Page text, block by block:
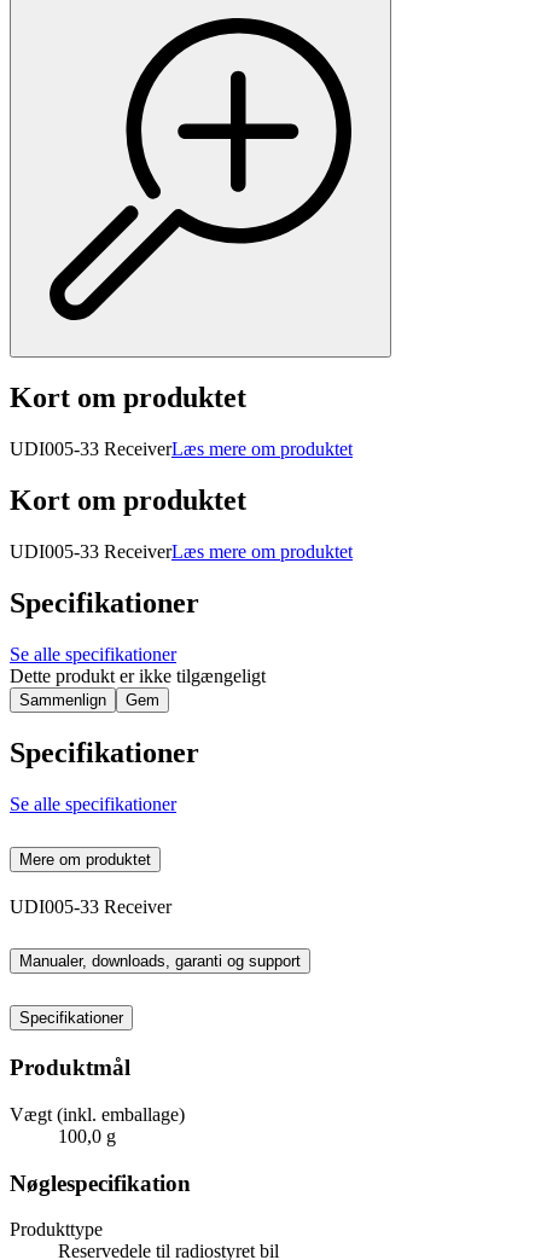
Kort om produktet
UDI005-33 ReceiverLæs mere om produktet
Kort om produktet
UDI005-33 ReceiverLæs mere om produktet
Specifikationer
Se alle specifikationer
Dette produkt er ikke tilgængeligt
Sammenlign Gem
Specifikationer
Se alle specifikationer
Mere om produktet
UDI005-33 Receiver
Manualer, downloads, garanti og support
Specifikationer
Produktmål
Vægt (inkl. emballage)
100,0 g
Nøglespecifikation
Produkttype
Reservedele til radiostyret bil